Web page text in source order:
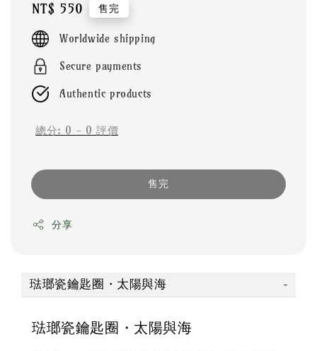
Regular
price
NT$ 550 售完
Worldwide shipping
Secure payments
Authentic products
總分: 0 - 0 評價
售完
分享
琺瑯瓷鑰匙圈・太陽與海
琺瑯瓷鑰匙圈・太陽與海